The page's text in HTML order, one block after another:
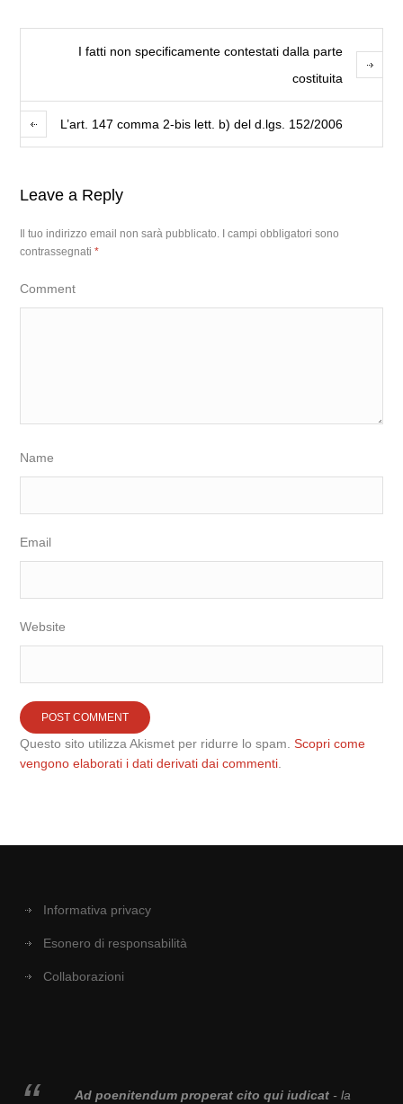
I fatti non specificamente contestati dalla parte
costituita
L’art. 147 comma 2-bis lett. b) del d.lgs. 152/2006
Leave a Reply
Il tuo indirizzo email non sarà pubblicato.
I campi obbligatori sono
contrassegnati*
Comment
Name
Email
Website
Questo sito utilizza Akismet per ridurre lo spam.Scopri come
vengono elaborati i dati derivati dai commenti
Informativa privacy
Esonero di responsabilità
Collaborazioni
Ad poenitendum properat cito qui iudicat- la